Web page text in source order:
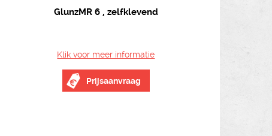
GlunzMR 6 , zelfklevend
Klik voor meer informatie
Prijsaanvraag